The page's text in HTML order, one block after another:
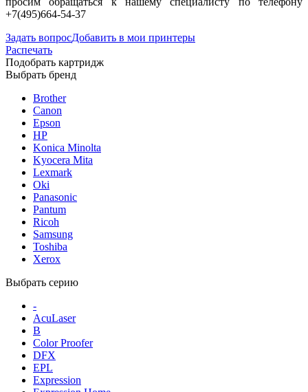
+7(495)664-54-37
Задать вопросДобавить в мои принтеры
Распечать
Подобрать картридж
Выбрать бренд
Brother
Canon
Epson
HP
Konica Minolta
Kyocera Mita
Lexmark
Oki
Panasonic
Pantum
Ricoh
Samsung
Toshiba
Xerox
Выбрать серию
-
AcuLaser
B
Color Proofer
DFX
EPL
Expression